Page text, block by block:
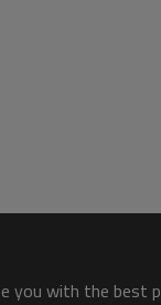
you with the best